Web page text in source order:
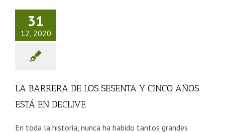
31
12, 2020
Y
AÑOS
EN
LA BARRERA DE LOS SESENTA Y CINCO AÑOS
ESTÁ EN DECLIVE
En toda la historia, nunca ha habido tantos grandes